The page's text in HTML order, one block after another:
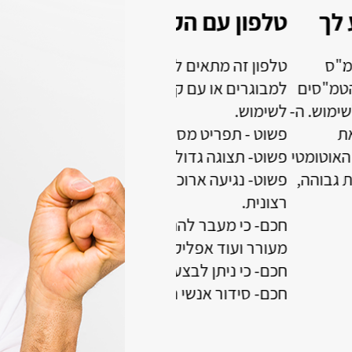
בשבילי
עם תצוגה גדולה ופשוטה
לא מדויקת או לא
הודעות תמונות שעון
אל הטלפון.